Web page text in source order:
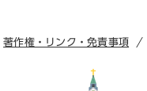
著作権・リンク・免責事項